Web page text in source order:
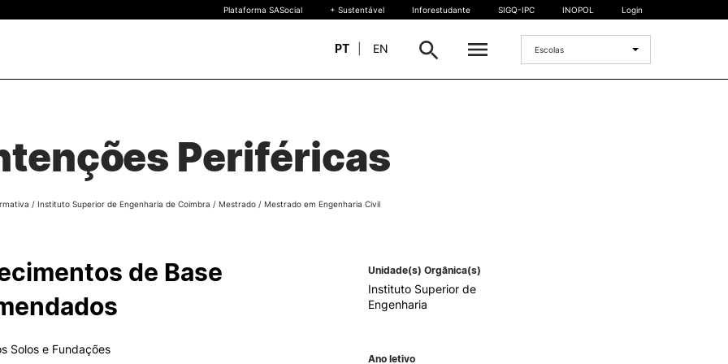
Oferta Formativa
Bolsas de Mérito
Legislação | Regulamentos
Diplomas Estrangeiros
Plataforma SASocial + Sustentável Inforestudante SIGQ-IPC INOPOL Login
PT EN Escolas
Periféricas
/ Instituto Superior de Engenharia de Coimbra / Mestrado / Mestrado em Engenharia Civil
de Base
Solos e Fundações
Unidade(s) Orgânica(s)
Instituto Superior de
Engenharia
Ano letivo